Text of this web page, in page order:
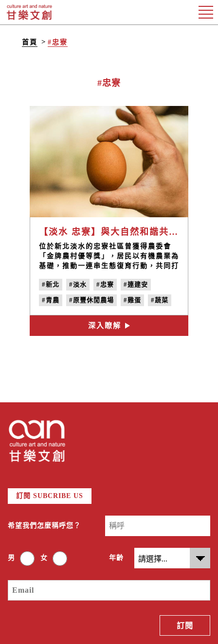
首頁 #忠寮
#忠寮
【淡水 忠寮】與大自然和諧共存，用有機農業為下一代找回生態 / 原豐休閒農場 連建安
位於新北淡水的忠寮社區曾獲得農委會
「金牌農村優等獎」，居民以有機農業為
基礎，推動一連串生態復育行動，共同打
找回當地豐富多元的優質生態。原豐休閒
農場的創辦人連建安，是社區裡少數的返
鄉青農，出生在務農家庭，從小就習慣在
泥巴裡打滾，八年前父親的一場重病，成
為了他返鄉從農的契機，在社區理事長的
鼓勵下，連建安決定承接家中的農耕事
#新北 #淡水 #忠寮 #連建安
#青農 #原豐休閒農場 #雞蛋 #蔬菜
#返鄉
深入瞭解
訂閱 SUBCRIBE US
希望我們怎麼稱呼您？
男 女 年齡